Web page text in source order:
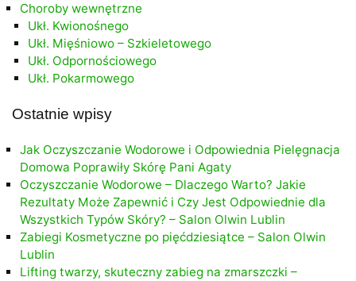
Choroby wewnętrzne
Ukł. Kwionośnego
Ukł. Mięśniowo – Szkieletowego
Ukł. Odpornościowego
Ukł. Pokarmowego
Ostatnie wpisy
Jak Oczyszczanie Wodorowe i Odpowiednia Pielęgnacja
Domowa Poprawiły Skórę Pani Agaty
Oczyszczanie Wodorowe – Dlaczego Warto? Jakie
Rezultaty Może Zapewnić i Czy Jest Odpowiednie dla
Wszystkich Typów Skóry? – Salon Olwin Lublin
Zabiegi Kosmetyczne po pięćdziesiątce – Salon Olwin
Lublin
Lifting twarzy, skuteczny zabieg na zmarszczki –